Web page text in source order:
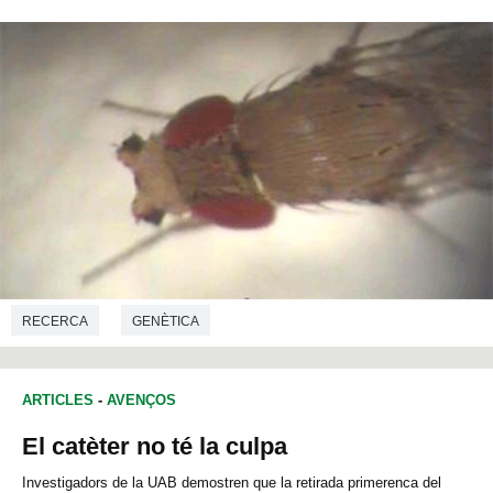
RECERCA GENÈTICA
ARTICLES - AVENÇOS
El catèter no té la culpa
Investigadors de la UAB demostren que la retirada primerenca del